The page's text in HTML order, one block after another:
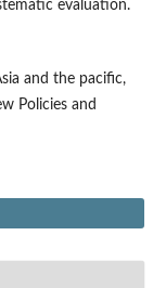
evaluation.
and the pacific,
Policies and